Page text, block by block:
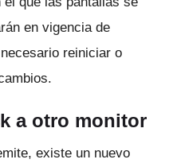
en vigencia de
reiniciar o
a otro monitor
existe un nuevo